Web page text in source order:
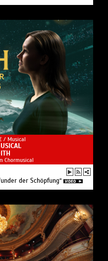
/ Musical
Chormusical
der Schöpfung“